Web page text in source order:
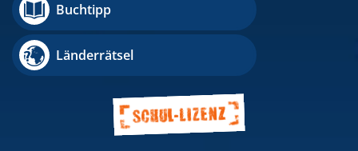
Buchtipp
Länderrätsel